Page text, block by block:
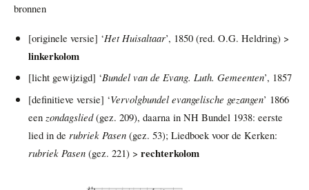
bronnen
[originele versie] ‘Het Huisaltaar’, 1850 (red. O.G. Heldring) >
linkerkolom
[licht gewijzigd] ‘Bundel van de Evang. Luth. Gemeenten’, 1857
[definitieve versie] ‘Vervolgbundel evangelische gezangen’ 1866
een zondagslied(gez. 209), daarna in NH Bundel 1938: eerste
lied in de rubriek Pasen (gez. 53); Liedboek voor de Kerken:
rubriek Pasen (gez. 221) > rechterkolom